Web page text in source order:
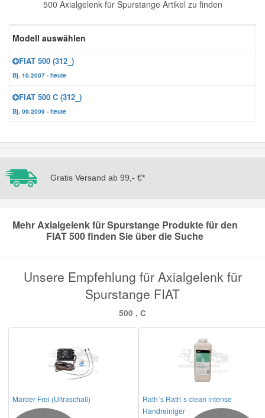
500 Axialgelenk für Spurstange Artikel zu finden
Modell auswählen
FIAT 500 (312_)
Bj. 10.2007 - heute
FIAT 500 C (312_)
Bj. 09.2009 - heute
Gratis Versand ab 99,- €*
Mehr Axialgelenk für Spurstange Produkte für den
FIAT 500 finden Sie über die Suche
Unsere Empfehlung für Axialgelenk für
Spurstange FIAT
500 , C
Marder-Frei (Ultraschall)
Rath´s Rath`s clean intense
Handreiniger
Zündanlage und Glühanlage
Jeep Ersatzteile
Kia Ersatzteile
Mazda Ersatzteile
Mercedes Ersatzteile
Mini Ersatzteile